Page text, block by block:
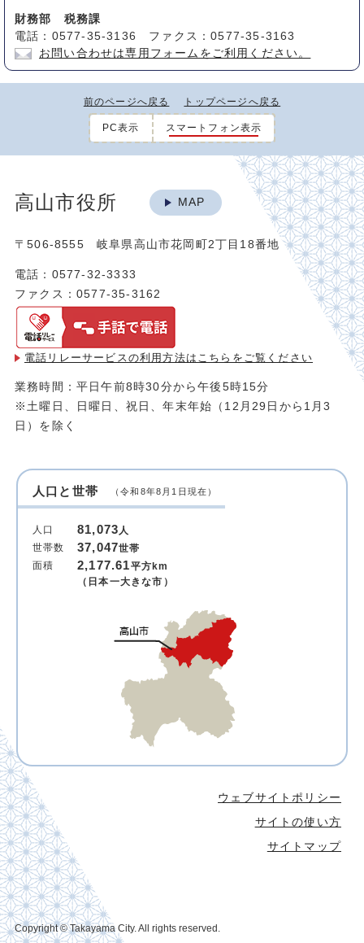
財務部 税務課
電話：0577-35-3136 ファクス：0577-35-3163
お問い合わせは専用フォームをご利用ください。
前のページへ戻る トップページへ戻る
PC表示 スマートフォン表示
高山市役所 MAP
〒506-8555 岐阜県高山市花岡町2丁目18番地
電話：0577-32-3333
ファクス：0577-35-3162
電話リレーサービスの利用方法は こちらをご覧ください
業務時間：平日午前8時30分から午後5時15分
※土曜日、日曜日、祝日、年末年始（12月29日から1月3
日）を除く
人口と世帯 （令和8年8月1日現在）
人口 81,073人
世帯数
37,047世帯
面積
2,177.61平方km
（日本一大きな市）
ウェブサイトポリシー
サイトの使い方
サイトマップ
Copyright © Takayama City. All rights reserved.